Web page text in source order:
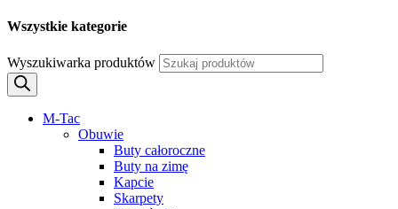
Wszystkie kategorie
Wyszukiwarka produktów
M-Tac
Obuwie
Buty całoroczne
Buty na zimę
Kapcie
Skarpety